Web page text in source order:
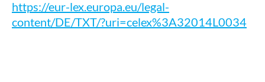
https://eur-lex.europa.eu/legal-
content/DE/TXT/?uri=celex%3A32014L0034